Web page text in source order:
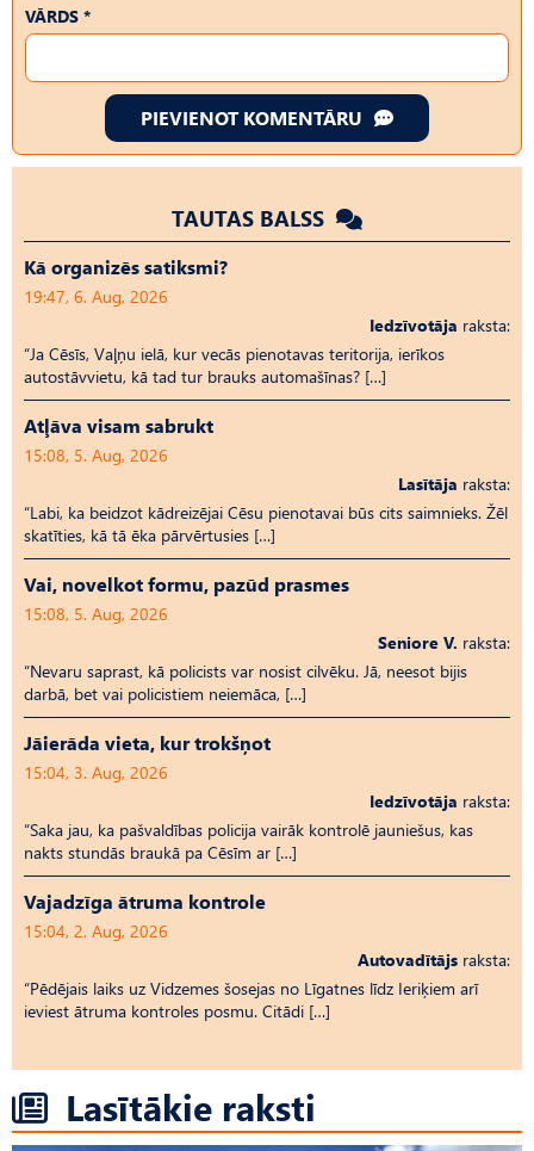
VĀRDS *
PIEVIENOT KOMENTĀRU
TAUTAS BALSS
Kā organizēs satiksmi?
19:47, 6. Aug, 2026
Iedzīvotāja raksta:
“Ja Cēsīs, Vaļņu ielā, kur vecās pienotavas teritorija, ierīkos
autostāvvietu, kā tad tur brauks automašīnas? […]
Atļāva visam sabrukt
15:08, 5. Aug, 2026
Lasītāja raksta:
“Labi, ka beidzot kādreizējai Cēsu pienotavai būs cits saimnieks. Žēl
skatīties, kā tā ēka pārvērtusies […]
Vai, novelkot formu, pazūd prasmes
15:08, 5. Aug, 2026
Seniore V. raksta:
“Nevaru saprast, kā policists var nosist cilvēku. Jā, neesot bijis
darbā, bet vai policistiem neiemāca, […]
Jāierāda vieta, kur trokšņot
15:04, 3. Aug, 2026
Iedzīvotāja raksta:
“Saka jau, ka pašvaldības policija vairāk kontrolē jauniešus, kas
nakts stundās braukā pa Cēsīm ar […]
Vajadzīga ātruma kontrole
15:04, 2. Aug, 2026
Autovadītājs raksta:
“Pēdējais laiks uz Vid­ze­mes šosejas no Līgatnes līdz Ieriķiem arī
ieviest ātruma kontroles posmu. Citādi […]
Lasītākie raksti